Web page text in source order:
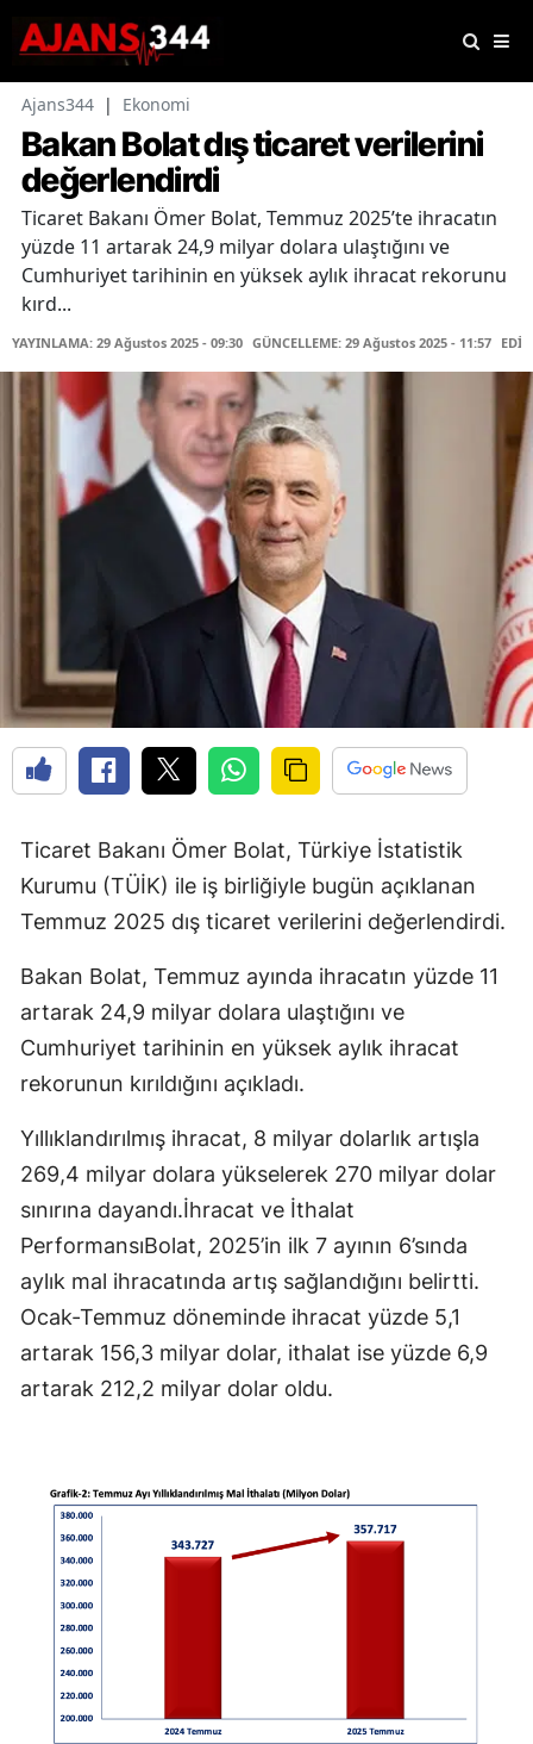
Ajans344 | Ekonomi
Bakan Bolat dış ticaret verilerini
değerlendirdi
Ticaret Bakanı Ömer Bolat, Temmuz 2025’te ihracatın
yüzde 11 artarak 24,9 milyar dolara ulaştığını ve
Cumhuriyet tarihinin en yüksek aylık ihracat rekorunu
kırd...
YAYINLAMA: 29 Ağustos 2025 - 09:30 GÜNCELLEME: 29 Ağustos 2025 - 11:57
Ticaret Bakanı Ömer Bolat, Türkiye İstatistik
Kurumu (TÜİK) ile iş birliğiyle bugün açıklanan
Temmuz 2025 dış ticaret verilerini değerlendirdi.
Bakan Bolat, Temmuz ayında ihracatın yüzde 11
artarak 24,9 milyar dolara ulaştığını ve
Cumhuriyet tarihinin en yüksek aylık ihracat
rekorunun kırıldığını açıkladı.
Yıllıklandırılmış ihracat, 8 milyar dolarlık artışla
269,4 milyar dolara yükselerek 270 milyar dolar
sınırına dayandı.İhracat ve İthalat
PerformansıBolat, 2025’in ilk 7 ayının 6’sında
aylık mal ihracatında artış sağlandığını belirtti.
Ocak-Temmuz döneminde ihracat yüzde 5,1
artarak 156,3 milyar dolar, ithalat ise yüzde 6,9
artarak 212,2 milyar dolar oldu.